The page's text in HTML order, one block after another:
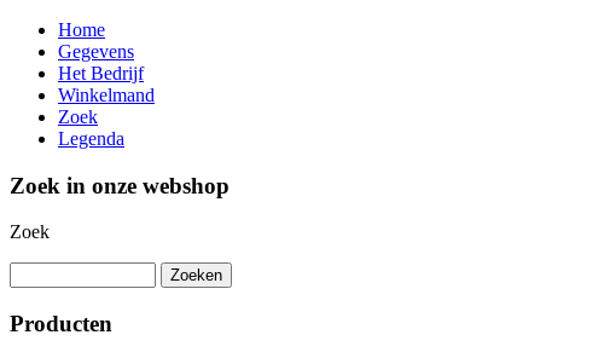
Home
Gegevens
Het Bedrijf
Winkelmand
Zoek
Legenda
Zoek in onze webshop
Zoek
Producten